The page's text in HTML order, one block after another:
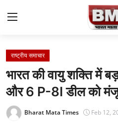
Login
Home
Contact
राष्ट्रीय समाचार
भारत की वायु शक्ति में
और 6 P-8I डील को
Bharat Mata Times Feb 12,